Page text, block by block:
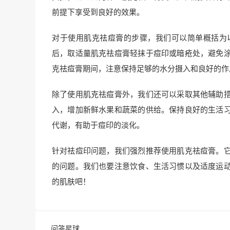
前提下享受到良好的效果。
对于使用肌克祛痘膏的步骤，我们可以简单概括
后，取适量肌克祛痘膏轻抹于痘印或暗疮处，避免
克祛痘膏期间，注意保持足够的水分摄入和良好的
除了使用肌克祛痘膏外，我们还可以采取其他辅助
入，增加新鲜水果和蔬菜的供给。保持良好的生活
代谢，有助于痘印的淡化。
针对祛痘印问题，我们强烈推荐使用肌克祛痘膏。
的问题。我们也要注意饮食、生活习惯以及适度运
的肌肤吧！
问答星球